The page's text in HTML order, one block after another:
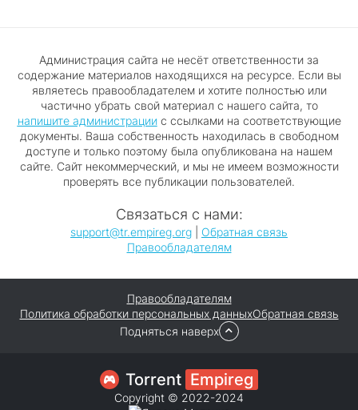
Администрация сайта не несёт ответственности за
содержание материалов находящихся на ресурсе. Если вы
являетесь правообладателем и хотите полностью или
частично убрать свой материал с нашего сайта, то
напишите администрациис ссылками на соответствующие
документы. Ваша собственность находилась в свободном
доступе и только поэтому была опубликована на нашем
сайте. Сайт некоммерческий, и мы не имеем возможности
проверять все публикации пользователей.
Связаться с нами:
support@tr.empireg.org
Обратная связь
Правообладателям
Правообладателям
Политика обработки персональных данныхОбратная связь
Подняться наверх
Torrent Empireg
Copyright © 2022-2024